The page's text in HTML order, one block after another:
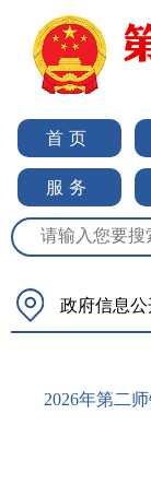
首页
服务
政府信息公
2026年第二